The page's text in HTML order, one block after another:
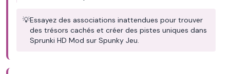
💡Essayez des associations inattendues pour trouver
des trésors cachés et créer des pistes uniques dans
Sprunki HD Mod sur Spunky Jeu.